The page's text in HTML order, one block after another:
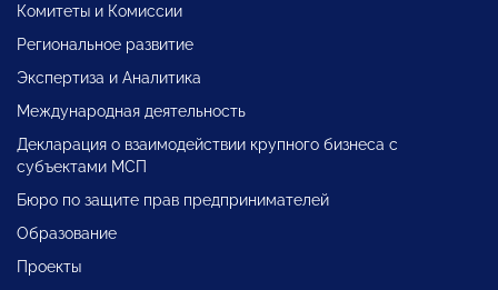
Комитеты и Комиссии
Региональное развитие
Экспертиза и Аналитика
Международная деятельность
Декларация о взаимодействии крупного бизнеса с
субъектами МСП
Бюро по защите прав предпринимателей
Образование
Проекты